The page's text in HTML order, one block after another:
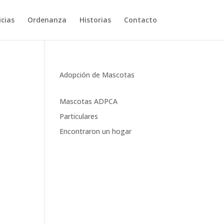
Ordenanza Historias Contacto
Adopción de Mascotas
Mascotas ADPCA
Particulares
Encontraron un hogar